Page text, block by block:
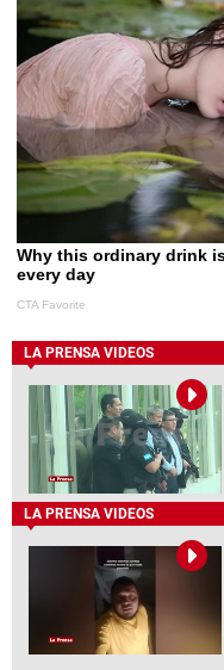
LA PRENSA VIDEOS
LA PRENSA VIDEOS